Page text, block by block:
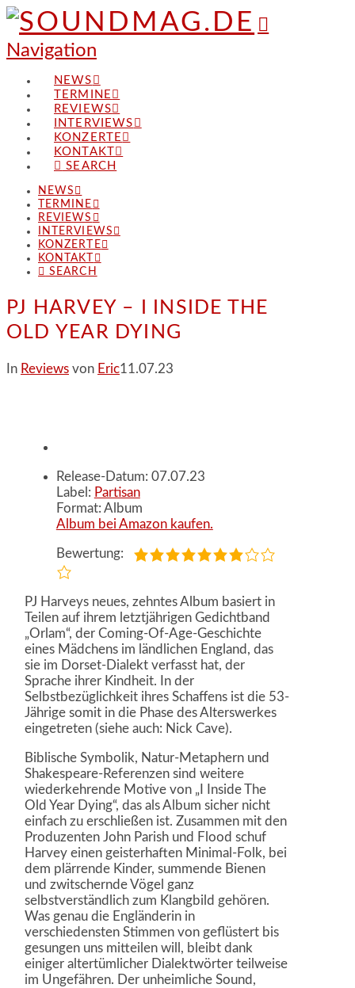
Navigation
NEWS
TERMINE
REVIEWS
INTERVIEWS
KONZERTE
KONTAKT
SEARCH
NEWS
TERMINE
REVIEWS
INTERVIEWS
KONZERTE
KONTAKT
SEARCH
PJ HARVEY – I INSIDE THE
OLD YEAR DYING
In Reviews von Eric11.07.23
Release-Datum: 07.07.23
Label: Partisan
Format: Album
Album bei Amazon kaufen.
Bewertung:
PJ Harveys neues, zehntes Album basiert in
Teilen auf ihrem letztjährigen Gedichtband
„Orlam“, der Coming-Of-Age-Geschichte
eines Mädchens im ländlichen England, das
sie im Dorset-Dialekt verfasst hat, der
Sprache ihrer Kindheit. In der
Selbstbezüglichkeit ihres Schaffens ist die 53-
Jährige somit in die Phase des Alterswerkes
eingetreten (siehe auch: Nick Cave).
Biblische Symbolik, Natur-Metaphern und
Shakespeare-Referenzen sind weitere
wiederkehrende Motive von „I Inside The
Old Year Dying“, das als Album sicher nicht
einfach zu erschließen ist. Zusammen mit den
Produzenten John Parish und Flood schuf
Harvey einen geisterhaften Minimal-Folk, bei
dem plärrende Kinder, summende Bienen
und zwitschernde Vögel ganz
selbstverständlich zum Klangbild gehören.
Was genau die Engländerin in
verschiedensten Stimmen von geflüstert bis
gesungen uns mitteilen will, bleibt dank
einiger altertümlicher Dialektwörter teilweise
im Ungefähren. Der unheimliche Sound,